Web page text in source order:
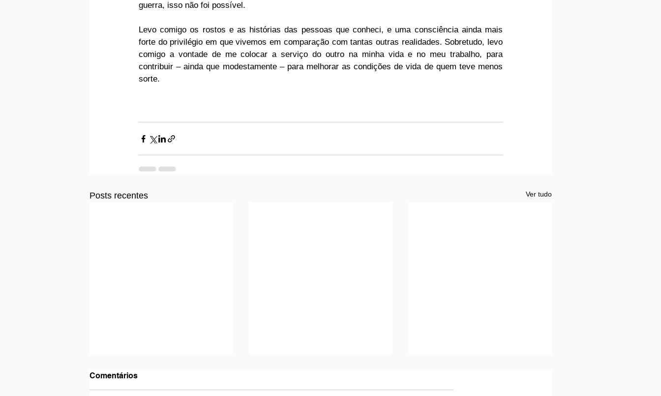
guerra, isso não foi possível.
Levo comigo os rostos e as histórias das pessoas que conheci, e uma consciência ainda mais
forte do privilégio em que vivemos em comparação com tantas outras realidades. Sobretudo, levo
comigo a vontade de me colocar a serviço do outro na minha vida e no meu trabalho, para
contribuir – ainda que modestamente – para melhorar as condições de vida de quem teve menos
sorte.
Posts recentes Ver tudo
Comentários